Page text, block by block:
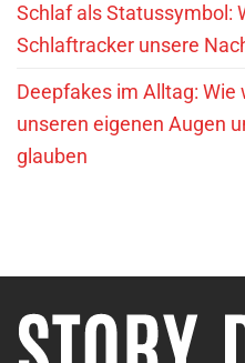
Schlaf als Statussymbol:
Schlaftracker unsere
Deepfakes im Alltag: Wie
unseren eigenen Augen
glauben